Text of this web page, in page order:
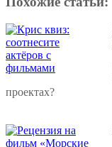
проектах?